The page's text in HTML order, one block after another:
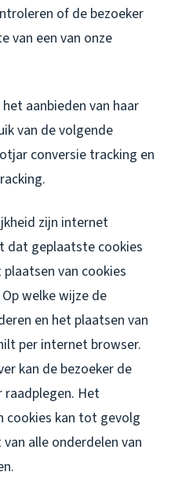
of de bezoeker
van een van onze
aanbieden van haar
van de volgende
conversie tracking en
zijn internet
dat geplaatste cookies
van cookies
welke wijze de
en het plaatsen van
per internet browser.
kan de bezoeker de
raadplegen. Het
cookies kan tot gevolg
alle onderdelen van